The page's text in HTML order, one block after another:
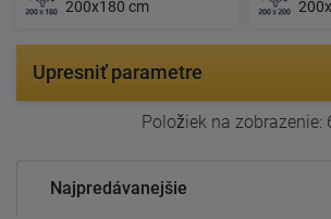
200x180 cm
Upresniť parametre
Položiek na zobrazenie:
Najpredávanejšie